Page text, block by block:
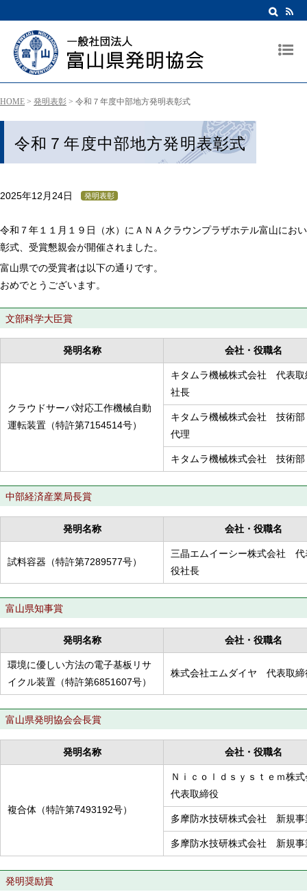
HOME > 発明表彰 > 令和７年度中部地方発明表彰式
令和７年度中部地方発明表彰式
2025年12月24日 発明表彰
令和７年１１月１９日（水）にＡＮＡクラウンプラザホテル富山にお
彰式、受賞懇親会が開催されました。
富山県での受賞者は以下の通りです。
おめでとうございます。
文部科学大臣賞
発明名称 会社・役職名
クラウドサーバ対応工作機械自動
運転装置（特許第7154514号）
キタムラ機械株式会社 代表
社長
キタムラ機械株式会社 技術
代理
キタムラ機械株式会社 技術
中部経済産業局長賞
発明名称 会社・役職名
試料容器（特許第7289577号）
三晶エムイーシー株式会社 代
役社長
富山県知事賞
発明名称 会社・役職名
環境に優しい方法の電子基板リサ
イクル装置（特許第6851607号）
株式会社エムダイヤ 代表取締
富山県発明協会会長賞
発明名称 会社・役職名
複合体（特許第7493192号）
Ｎｉｃｏｌｄｓｙｓｔｅｍ株
代表取締役
多摩防水技研株式会社 新規事
多摩防水技研株式会社 新規事
発明奨励賞